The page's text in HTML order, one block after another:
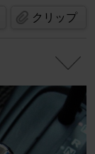
クリップ